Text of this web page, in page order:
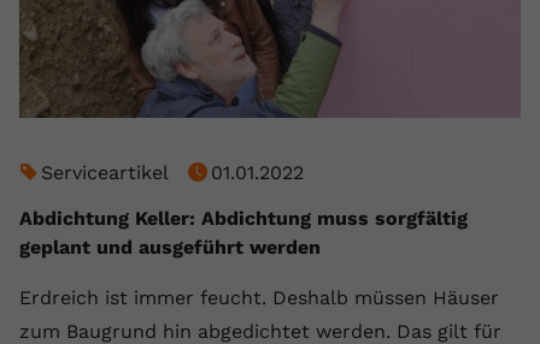
Serviceartikel
01.01.2022
Abdichtung Keller: Abdichtung muss sorgfältig
geplant und ausgeführt werden
Erdreich ist immer feucht. Deshalb müssen Häuser
zum Baugrund hin abgedichtet werden. Das gilt für